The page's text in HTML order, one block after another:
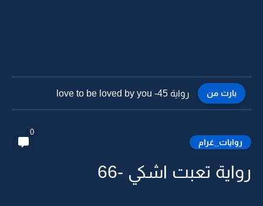
بارت من رواية love to be loved by you -44
روايات_غرام
0
رواية تعبت اشكي -66